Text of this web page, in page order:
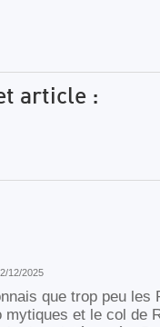
article :
12/2025
que trop peu les
et le col de